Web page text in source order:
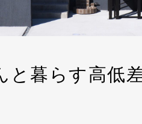
と暮らす高低